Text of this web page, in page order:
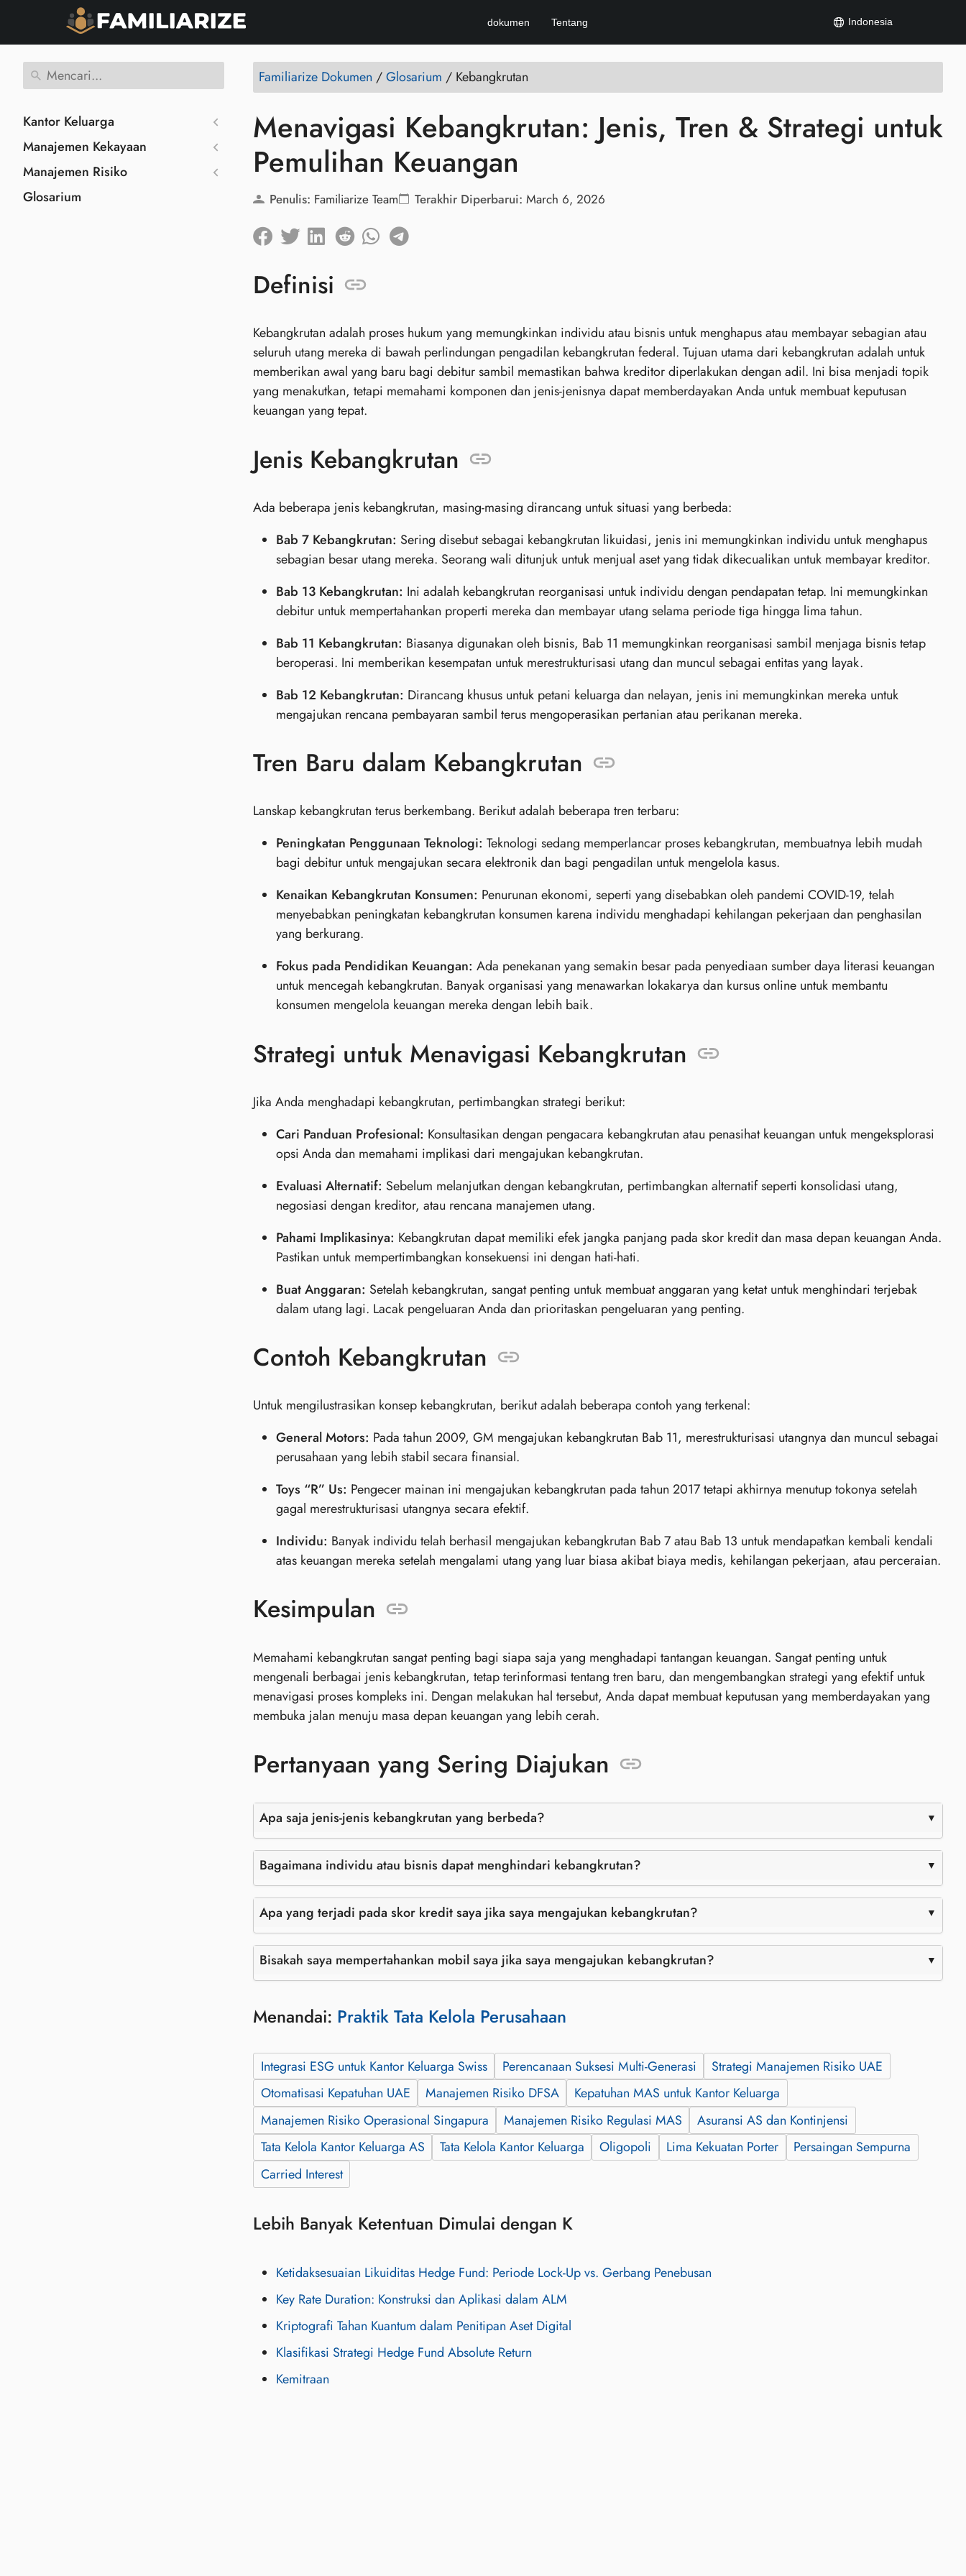
dokumen Tentang Indonesia
Kantor Keluarga
Manajemen Kekayaan
Manajemen Risiko
Glosarium
Familiarize Dokumen /Glosarium / Kebangkrutan
Menavigasi Kebangkrutan: Jenis, Tren & Strategi untuk
Pemulihan Keuangan
Penulis: Familiarize Team Terakhir Diperbarui: March 6, 2026
Definisi
Kebangkrutan adalah proses hukum yang memungkinkan individu atau bisnis untuk menghapus atau membayar sebagian atau
seluruh utang mereka di bawah perlindungan pengadilan kebangkrutan federal. Tujuan utama dari kebangkrutan adalah untuk
memberikan awal yang baru bagi debitur sambil memastikan bahwa kreditor diperlakukan dengan adil. Ini bisa menjadi topik
yang menakutkan, tetapi memahami komponen dan jenis-jenisnya dapat memberdayakan Anda untuk membuat keputusan
keuangan yang tepat.
Jenis Kebangkrutan
Ada beberapa jenis kebangkrutan, masing-masing dirancang untuk situasi yang berbeda:
Bab 7 Kebangkrutan: Sering disebut sebagai kebangkrutan likuidasi, jenis ini memungkinkan individu untuk menghapus
sebagian besar utang mereka. Seorang wali ditunjuk untuk menjual aset yang tidak dikecualikan untuk membayar kreditor.
Bab 13 Kebangkrutan: Ini adalah kebangkrutan reorganisasi untuk individu dengan pendapatan tetap. Ini memungkinkan
debitur untuk mempertahankan properti mereka dan membayar utang selama periode tiga hingga lima tahun.
Bab 11 Kebangkrutan: Biasanya digunakan oleh bisnis, Bab 11 memungkinkan reorganisasi sambil menjaga bisnis tetap
beroperasi. Ini memberikan kesempatan untuk merestrukturisasi utang dan muncul sebagai entitas yang layak.
Bab 12 Kebangkrutan: Dirancang khusus untuk petani keluarga dan nelayan, jenis ini memungkinkan mereka untuk
mengajukan rencana pembayaran sambil terus mengoperasikan pertanian atau perikanan mereka.
Tren Baru dalam Kebangkrutan
Lanskap kebangkrutan terus berkembang. Berikut adalah beberapa tren terbaru:
Peningkatan Penggunaan Teknologi: Teknologi sedang memperlancar proses kebangkrutan, membuatnya lebih mudah
bagi debitur untuk mengajukan secara elektronik dan bagi pengadilan untuk mengelola kasus.
Kenaikan Kebangkrutan Konsumen: Penurunan ekonomi, seperti yang disebabkan oleh pandemi COVID-19, telah
menyebabkan peningkatan kebangkrutan konsumen karena individu menghadapi kehilangan pekerjaan dan penghasilan
yang berkurang.
Fokus pada Pendidikan Keuangan: Ada penekanan yang semakin besar pada penyediaan sumber daya literasi keuangan
untuk mencegah kebangkrutan. Banyak organisasi yang menawarkan lokakarya dan kursus online untuk membantu
konsumen mengelola keuangan mereka dengan lebih baik.
Strategi untuk Menavigasi Kebangkrutan
Jika Anda menghadapi kebangkrutan, pertimbangkan strategi berikut:
Cari Panduan Profesional: Konsultasikan dengan pengacara kebangkrutan atau penasihat keuangan untuk mengeksplorasi
opsi Anda dan memahami implikasi dari mengajukan kebangkrutan.
Evaluasi Alternatif: Sebelum melanjutkan dengan kebangkrutan, pertimbangkan alternatif seperti konsolidasi utang,
negosiasi dengan kreditor, atau rencana manajemen utang.
Pahami Implikasinya: Kebangkrutan dapat memiliki efek jangka panjang pada skor kredit dan masa depan keuangan Anda.
Pastikan untuk mempertimbangkan konsekuensi ini dengan hati-hati.
Buat Anggaran: Setelah kebangkrutan, sangat penting untuk membuat anggaran yang ketat untuk menghindari terjebak
dalam utang lagi. Lacak pengeluaran Anda dan prioritaskan pengeluaran yang penting.
Contoh Kebangkrutan
Untuk mengilustrasikan konsep kebangkrutan, berikut adalah beberapa contoh yang terkenal:
General Motors: Pada tahun 2009, GM mengajukan kebangkrutan Bab 11, merestrukturisasi utangnya dan muncul sebagai
perusahaan yang lebih stabil secara finansial.
Toys “R” Us: Pengecer mainan ini mengajukan kebangkrutan pada tahun 2017 tetapi akhirnya menutup tokonya setelah
gagal merestrukturisasi utangnya secara efektif.
Individu: Banyak individu telah berhasil mengajukan kebangkrutan Bab 7 atau Bab 13 untuk mendapatkan kembali kendali
atas keuangan mereka setelah mengalami utang yang luar biasa akibat biaya medis, kehilangan pekerjaan, atau perceraian.
Kesimpulan
Memahami kebangkrutan sangat penting bagi siapa saja yang menghadapi tantangan keuangan. Sangat penting untuk
mengenali berbagai jenis kebangkrutan, tetap terinformasi tentang tren baru, dan mengembangkan strategi yang efektif untuk
menavigasi proses kompleks ini. Dengan melakukan hal tersebut, Anda dapat membuat keputusan yang memberdayakan yang
membuka jalan menuju masa depan keuangan yang lebih cerah.
Pertanyaan yang Sering Diajukan
Apa saja jenis-jenis kebangkrutan yang berbeda?
Bagaimana individu atau bisnis dapat menghindari kebangkrutan?
Apa yang terjadi pada skor kredit saya jika saya mengajukan kebangkrutan?
Bisakah saya mempertahankan mobil saya jika saya mengajukan kebangkrutan?
Menandai: Praktik Tata Kelola Perusahaan
Integrasi ESG untuk Kantor Keluarga Swiss Perencanaan Suksesi Multi-Generasi
Strategi Manajemen Risiko UAE
Otomatisasi Kepatuhan UAE
Manajemen Risiko DFSA
Kepatuhan MAS untuk Kantor Keluarga
Manajemen Risiko Operasional Singapura
Manajemen Risiko Regulasi MAS
Asuransi AS dan Kontinjensi
Tata Kelola Kantor Keluarga AS
Tata Kelola Kantor Keluarga Oligopoli Lima Kekuatan Porter
Persaingan Sempurna
Carried Interest
Lebih Banyak Ketentuan Dimulai dengan K
Ketidaksesuaian Likuiditas Hedge Fund: Periode Lock-Up vs. Gerbang Penebusan
Key Rate Duration: Konstruksi dan Aplikasi dalam ALM
Kriptografi Tahan Kuantum dalam Penitipan Aset Digital
Klasifikasi Strategi Hedge Fund Absolute Return
Kemitraan